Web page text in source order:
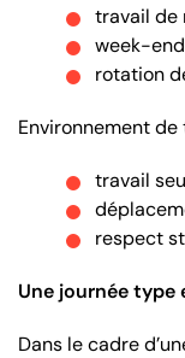
travail de
week-
rotation
Environnement de
travail
respect
Une journée type
Dans le cadre